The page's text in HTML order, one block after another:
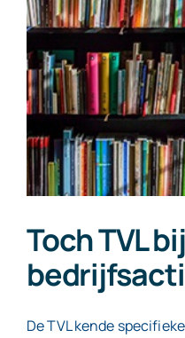
Toch TVL
De TVL kende